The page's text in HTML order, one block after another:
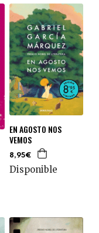
EN AGOSTO NOS
VEMOS
8,95€
Disponible